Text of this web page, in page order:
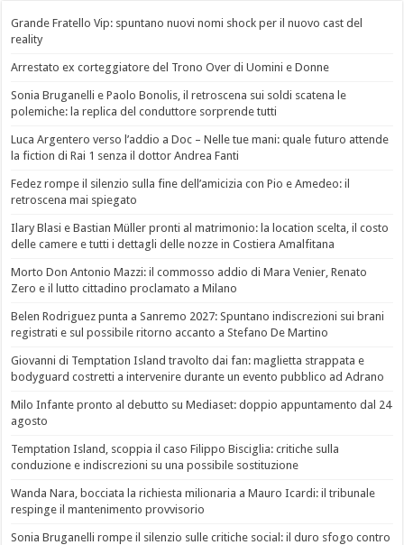
Grande Fratello Vip: spuntano nuovi nomi shock per il nuovo cast del
reality
Arrestato ex corteggiatore del Trono Over di Uomini e Donne
Sonia Bruganelli e Paolo Bonolis, il retroscena sui soldi scatena le
polemiche: la replica del conduttore sorprende tutti
Luca Argentero verso l’addio a Doc – Nelle tue mani: quale futuro attende
la fiction di Rai 1 senza il dottor Andrea Fanti
Fedez rompe il silenzio sulla fine dell’amicizia con Pio e Amedeo: il
retroscena mai spiegato
Ilary Blasi e Bastian Müller pronti al matrimonio: la location scelta, il costo
delle camere e tutti i dettagli delle nozze in Costiera Amalfitana
Morto Don Antonio Mazzi: il commosso addio di Mara Venier, Renato
Zero e il lutto cittadino proclamato a Milano
Belen Rodriguez punta a Sanremo 2027: Spuntano indiscrezioni sui brani
registrati e sul possibile ritorno accanto a Stefano De Martino
Giovanni di Temptation Island travolto dai fan: maglietta strappata e
bodyguard costretti a intervenire durante un evento pubblico ad Adrano
Milo Infante pronto al debutto su Mediaset: doppio appuntamento dal 24
agosto
Temptation Island, scoppia il caso Filippo Bisciglia: critiche sulla
conduzione e indiscrezioni su una possibile sostituzione
Wanda Nara, bocciata la richiesta milionaria a Mauro Icardi: il tribunale
respinge il mantenimento provvisorio
Sonia Bruganelli rompe il silenzio sulle critiche social: il duro sfogo contro